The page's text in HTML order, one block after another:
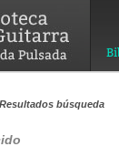
Resultados búsqueda